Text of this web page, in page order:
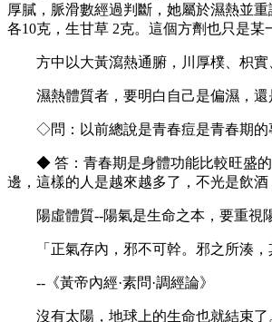
厚膩，脈滑數經過判斷，她屬於濕熱並
各10克，生甘草 2克。這個方劑也只是
方中以大黃瀉熱通腑，川厚樸、枳實
濕熱體質者，要明白自己是偏濕，還
◇問：以前總說是青春痘是青春期的
◆ 答：青春期是身體功能比較旺盛的
邊，這樣的人是越來越多了，不光是飲
陽虛體質--陽氣是生命之本，要重視
「正氣存內，邪不可幹。邪之所湊，
--《黃帝內經·素問·調經論》
沒有太陽，地球上的生命也就結束了